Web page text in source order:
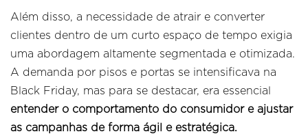
Além disso, a necessidade de atrair e converter
clientes dentro de um curto espaço de tempo exigia
uma abordagem altamente segmentada e otimizada.
A demanda por pisos e portas se intensificava na
Black Friday, mas para se destacar, era essencial
entender o comportamento do consumidor e ajustar
as campanhas de forma ágil e estratégica.